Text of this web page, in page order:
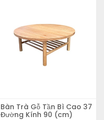
Bàn Trà Gỗ Tần Bì Cao 37
Đường Kính 90 (cm)